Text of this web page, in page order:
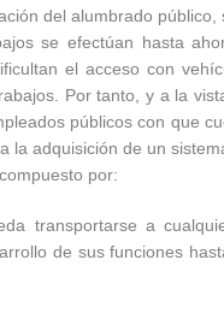
del alumbrado público,
se efectúan hasta
el acceso con
Por tanto, y a la
públicos con que
la adquisición de un
por:
transportarse a
de sus funciones